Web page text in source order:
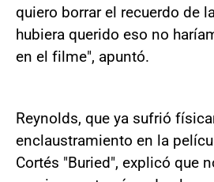
quiero borrar el recuerdo de
hubiera querido eso no
en el filme", apuntó.
Reynolds, que ya sufrió
enclaustramiento en la
Cortés "Buried", explicó que